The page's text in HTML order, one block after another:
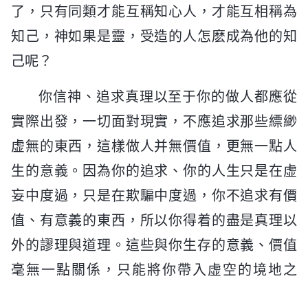
了，只有同類才能互稱知心人，才能互相稱為
知己，神如果是靈，受造的人怎麽成為他的知
己呢？
你信神、追求真理以至于你的做人都應從
實際出發，一切面對現實，不應追求那些縹緲
虚無的東西，這樣做人并無價值，更無一點人
生的意義。因為你的追求、你的人生只是在虚
妄中度過，只是在欺騙中度過，你不追求有價
值、有意義的東西，所以你得着的盡是真理以
外的謬理與道理。這些與你生存的意義、價值
毫無一點關係，只能將你帶入虚空的境地之